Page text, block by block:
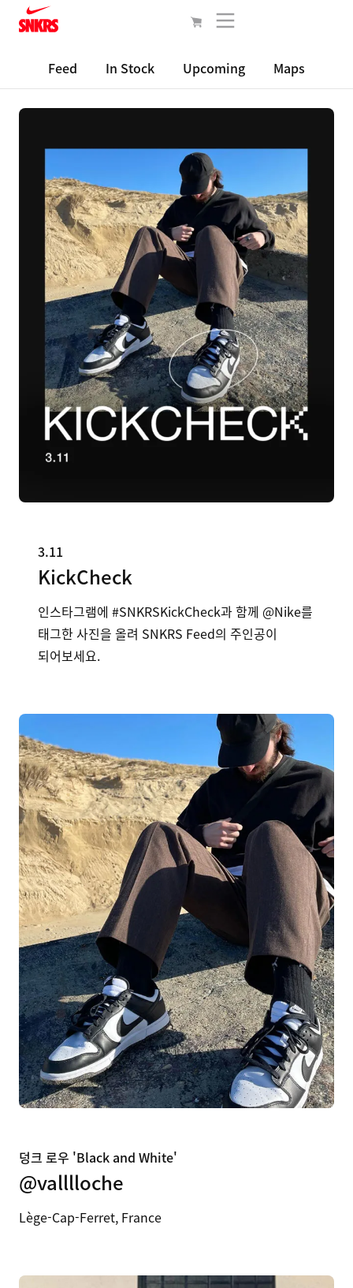
Feed In Stock Upcoming Maps
3.11
KickCheck
인스타그램에 #SNKRSKickCheck과 ​ 함께 @Nike를
태그한 사진을 올려 ​ SNKRS Feed의 주인공이
되어보세요.
덩크 로우 'Black and White'
@valllloche
Lège-Cap-Ferret, France